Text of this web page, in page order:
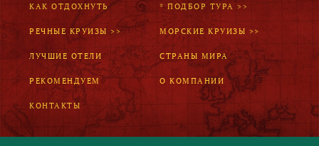
КАК ОТДОХНУТЬ * ПОДБОР ТУРА >>
РЕЧНЫЕ КРУИЗЫ >> МОРСКИЕ КРУИЗЫ >>
ЛУЧШИЕ ОТЕЛИ СТРАНЫ МИРА
РЕКОМЕНДУЕМ О КОМПАНИИ
КОНТАКТЫ